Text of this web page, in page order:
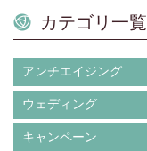
カテゴリ一覧
アンチエイジング
ウェディング
キャンペーン